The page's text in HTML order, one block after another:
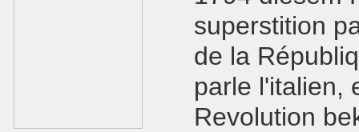
superstition
de la
parle l'italien,
Revolution